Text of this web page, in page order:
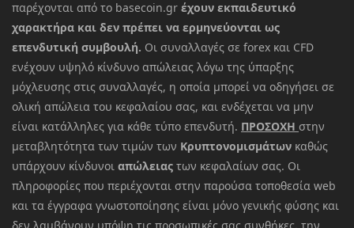
παρέχονται από το basecoin.gr έχουν εκπαιδευτικό
χαρακτήρα και δεν πρέπει να ερμηνεύονται ως
επενδυτική συμβουλή. Οι συναλλαγές σε forex και CFD
ενέχουν υψηλό κίνδυνο απώλειας λόγω της ύπαρξης
μόχλευσης στις συναλλαγές, η οποία μπορεί να οδηγήσει σε
ολική απώλεια του κεφαλαίου σας, και ενδέχεται να μην
είναι κατάλληλες για κάθε τύπο επενδυτή. ΠΡΟΣΟΧΗ στην
μεταβλητότητα των τιμών των Κρυπτονομισμάτων καθώς
υπάρχουν κίνδυνοι απώλειας των κεφαλαίων σας. Οι
πληροφορίες που περιέχονται στην παρούσα τοποθεσία web
και τα έγγραφα γνωστοποίησης είναι μόνο γενικής φύσης και
δεν λαμβάνουν υπόψη τις προσωπικές σας συνθήκες, την